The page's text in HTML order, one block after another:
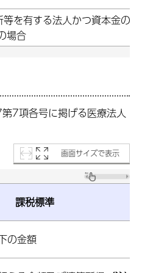
を有する法人かつ資本金の
場合
7項各号に掲げる医療法人
画面サイズで表示
課税標準
の金額